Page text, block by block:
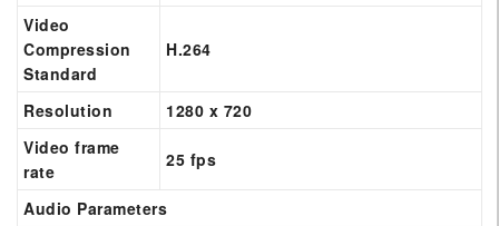
Video
Compression
Standard
H.264
Resolution
1280 x 720
Video frame
rate
25 fps
Audio Parameters